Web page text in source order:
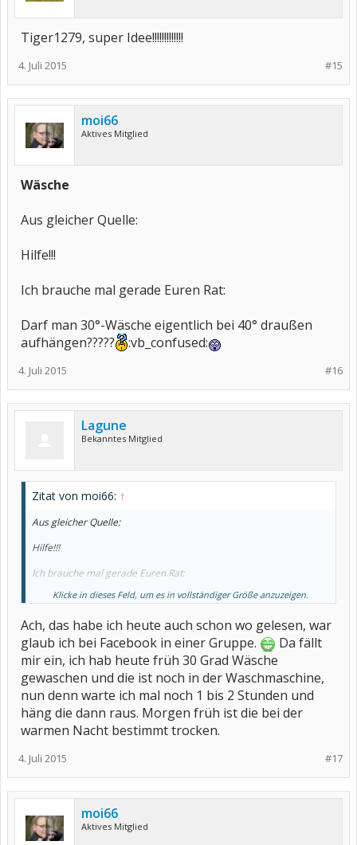
Tiger1279, super Idee!!!!!!!!!!!!!
#15
4. Juli 2015
moi66
Aktives Mitglied
Wäsche
Aus gleicher Quelle:
Hilfe!!!
Ich brauche mal gerade Euren Rat:
Darf man 30°-Wäsche eigentlich bei 40° draußen
aufhängen?????
:vb_confused:
#16
4. Juli 2015
Lagune
Bekanntes Mitglied
Zitat von moi66: ↑
Aus gleicher Quelle:
Hilfe!!!
Ich brauche mal gerade Euren Rat:
Darf man 30°-Wäsche eigentlich bei 40° draußen aufhängen?????
Klicke in dieses Feld, um es in vollständiger Größe anzuzeigen.
Ach, das habe ich heute auch schon wo gelesen, war
glaub ich bei Facebook in einer Gruppe.
Da fällt
mir ein, ich hab heute früh 30 Grad Wäsche
gewaschen und die ist noch in der Waschmaschine,
nun denn warte ich mal noch 1 bis 2 Stunden und
häng die dann raus. Morgen früh ist die bei der
warmen Nacht bestimmt trocken.
#17
4. Juli 2015
moi66
Aktives Mitglied